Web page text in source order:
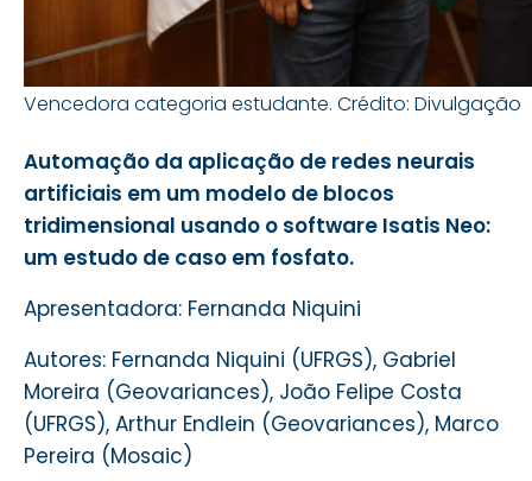
Vencedora categoria estudante. Crédito: Divulgação
Automação da aplicação de redes neurais
artificiais em um modelo de blocos
tridimensional usando o software Isatis Neo:
um estudo de caso em fosfato.
Apresentadora: Fernanda Niquini
Autores: Fernanda Niquini (UFRGS), Gabriel
Moreira (Geovariances), João Felipe Costa
(UFRGS), Arthur Endlein (Geovariances), Marco
Pereira (Mosaic)